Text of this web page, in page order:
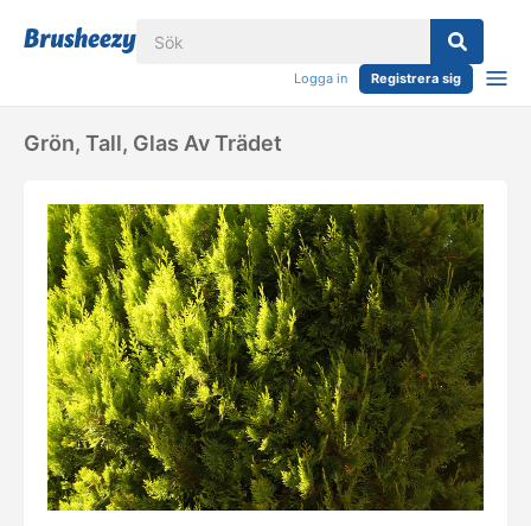
Logga in Registrera sig
Grön, Tall, Glas Av Trädet